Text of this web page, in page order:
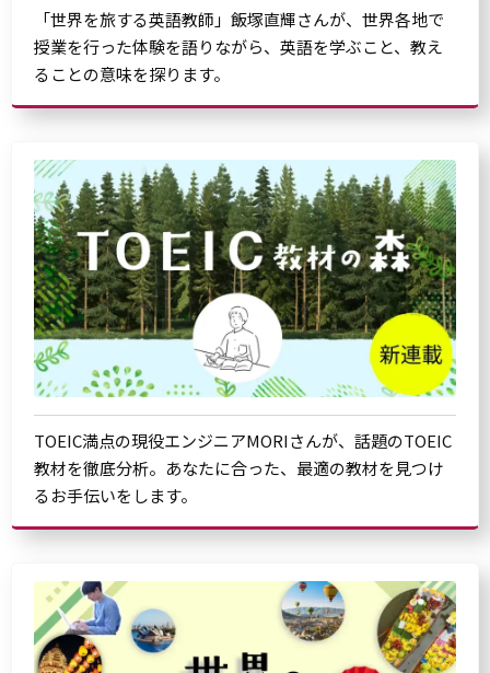
「世界を旅する英語教師」飯塚直輝さんが、世界各地で
授業を行った体験を語りながら、英語を学ぶこと、教え
ることの意味を探ります。
TOEIC満点の現役エンジニアMORIさんが、話題のTOEIC
教材を徹底分析。あなたに合った、最適の教材を見つけ
るお手伝いをします。